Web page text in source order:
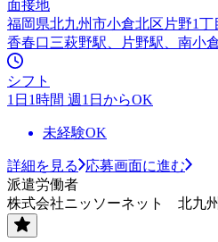
面接地
福岡県北九州市小倉北区片野1丁
香春口三萩野駅、片野駅、南小
シフト
1日1時間 週1日からOK
未経験OK
詳細を見る
応募画面に進む
派遣労働者
株式会社ニッソーネット 北九州